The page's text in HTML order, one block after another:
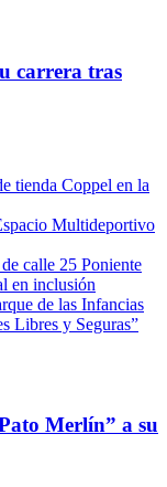
carrera tras
tienda Coppel en la
Multideportivo
calle 25 Poniente
en inclusión
de las Infancias
Libres y Seguras”
Merlín” a su